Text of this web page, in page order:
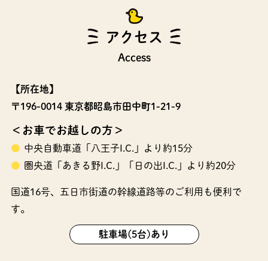
アクセス
Access
【所在地】
〒196-0014 東京都昭島市田中町1-21-9
＜お車でお越しの方＞
中央自動車道「八王子I.C.」より約15分
圏央道「あきる野I.C.」「日の出I.C.」より約20分
国道16号、五日市街道の幹線道路等のご利用も便利で
す。
駐車場(5台)あり